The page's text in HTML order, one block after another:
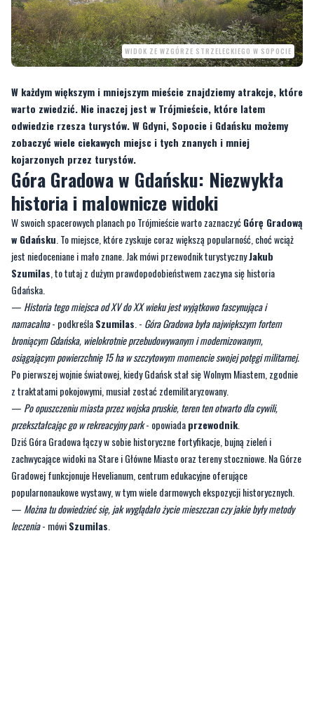
WIDOK ZE WZGÓRZE STRZELECKIEGO W SOPOCIE
W każdym większym i mniejszym mieście znajdziemy atrakcje, które
warto zwiedzić. Nie inaczej jest w Trójmieście, które latem
odwiedzie rzesza turystów. W Gdyni, Sopocie i Gdańsku możemy
zobaczyć wiele ciekawych miejsc i tych znanych i mniej
kojarzonych przez turystów.
Góra Gradowa w Gdańsku: Niezwykła
historia i malownicze widoki
W swoich spacerowych planach po Trójmieście warto zaznaczyćGórę Gradową
w Gdańsku. To miejsce, które zyskuje coraz większą popularność, choć wciąż
jest niedoceniane i mało znane. Jak mówi przewodnik turystycznyJakub
Szumilas, to tutaj z dużym prawdopodobieństwem zaczyna się historia
Gdańska.
— Historia tego miejsca od XV do XX wieku jest wyjątkowo fascynująca i
namacalna- podkreślaSzumilas. - Góra Gradowa była największym fortem
broniącym Gdańska, wielokrotnie przebudowywanym i modernizowanym,
osiągającym powierzchnię 15 ha w szczytowym momencie swojej potęgi militarnej.
Po pierwszej wojnie światowej, kiedy Gdańsk stał się Wolnym Miastem, zgodnie
z traktatami pokojowymi, musiał zostać zdemilitaryzowany.
— Po opuszczeniu miasta przez wojska pruskie, teren ten otwarto dla cywili,
przekształcając go w rekreacyjny park- opowiadaprzewodnik.
Dziś Góra Gradowa łączy w sobie historyczne fortyfikacje, bujną zieleń i
zachwycające widoki na Stare i Główne Miasto oraz tereny stoczniowe. Na Górze
Gradowej funkcjonuje Hevelianum, centrum edukacyjne oferujące
popularnonaukowe wystawy, w tym wiele darmowych ekspozycji historycznych.
— Można tu dowiedzieć się, jak wyglądało życie mieszczan czy jakie były metody
leczenia- mówiSzumilas.